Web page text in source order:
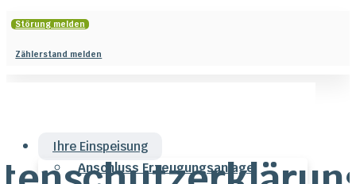
Störung melden
Zählerstand melden
Ihre Einspeisung
Anschluss Erzeugungsanlage